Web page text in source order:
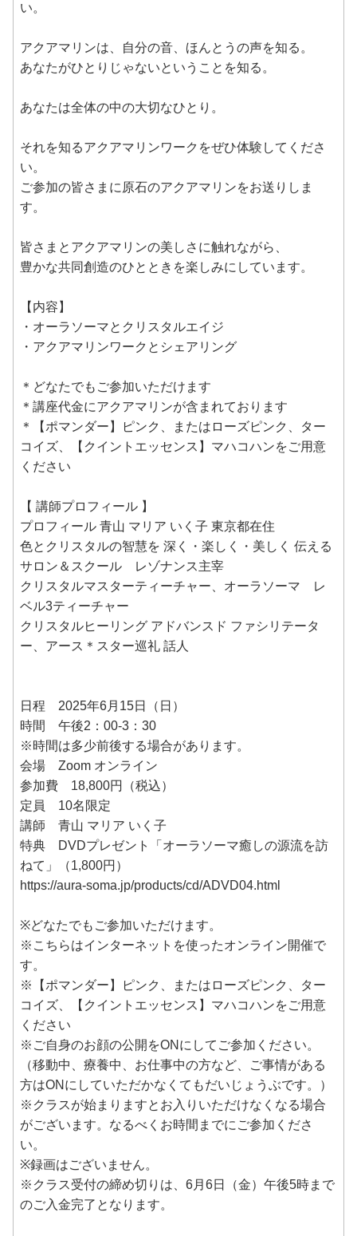
い。
アクアマリンは、自分の音、ほんとうの声を知る。
あなたがひとりじゃないということを知る。
あなたは全体の中の大切なひとり。
それを知るアクアマリンワークをぜひ体験してくださ
い。
ご参加の皆さまに原石のアクアマリンをお送りしま
す。
皆さまとアクアマリンの美しさに触れながら、
豊かな共同創造のひとときを楽しみにしています。
【内容】
・オーラソーマとクリスタルエイジ
・アクアマリンワークとシェアリング
＊どなたでもご参加いただけます
＊講座代金にアクアマリンが含まれております
＊【ポマンダー】ピンク、またはローズピンク、ター
コイズ、【クイントエッセンス】マハコハンをご用意
ください
【 講師プロフィール 】
プロフィール 青山 マリア いく子 東京都在住
色とクリスタルの智慧を 深く・楽しく・美しく 伝える
サロン＆スクール レゾナンス主宰
クリスタルマスターティーチャー、オーラソーマ レ
ベル3ティーチャー
クリスタルヒーリング アドバンスド ファシリテータ
ー、アース＊スター巡礼 話人
日程 2025年6月15日（日）
時間 午後2：00-3：30
※時間は多少前後する場合があります。
会場 Zoom オンライン
参加費 18,800円（税込）
定員 10名限定
講師 青山 マリア いく子
特典 DVDプレゼント「オーラソーマ癒しの源流を訪
ねて」（1,800円）
https://aura-soma.jp/products/cd/ADVD04.html
※どなたでもご参加いただけます。
※こちらはインターネットを使ったオンライン開催で
す。
※【ポマンダー】ピンク、またはローズピンク、ター
コイズ、【クイントエッセンス】マハコハンをご用意
ください
※ご自身のお顔の公開をONにしてご参加ください。
（移動中、療養中、お仕事中の方など、ご事情がある
方はONにしていただかなくてもだいじょうぶです。）
※クラスが始まりますとお入りいただけなくなる場合
がございます。なるべくお時間までにご参加くださ
い。
※録画はございません。
※クラス受付の締め切りは、6月6日（金）午後5時まで
のご入金完了となります。